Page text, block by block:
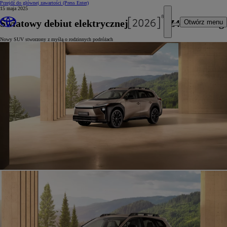
Przejdź do głównej zawartości (Press Enter)
Otwórz menu
15 maja 2025
Światowy debiut elektrycznej Toyoty bZ4X Touring
Nowy SUV stworzony z myślą o rodzinnych podróżach